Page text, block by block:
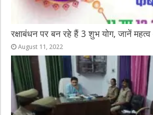
रक्षाबंधन पर बन रहे हैं 3 शुभ योग, जानें
August 11, 2022